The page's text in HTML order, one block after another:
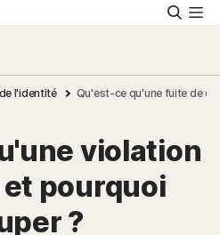
l'identité Qu'est-ce qu'une fuite de
violation
pourquoi
?